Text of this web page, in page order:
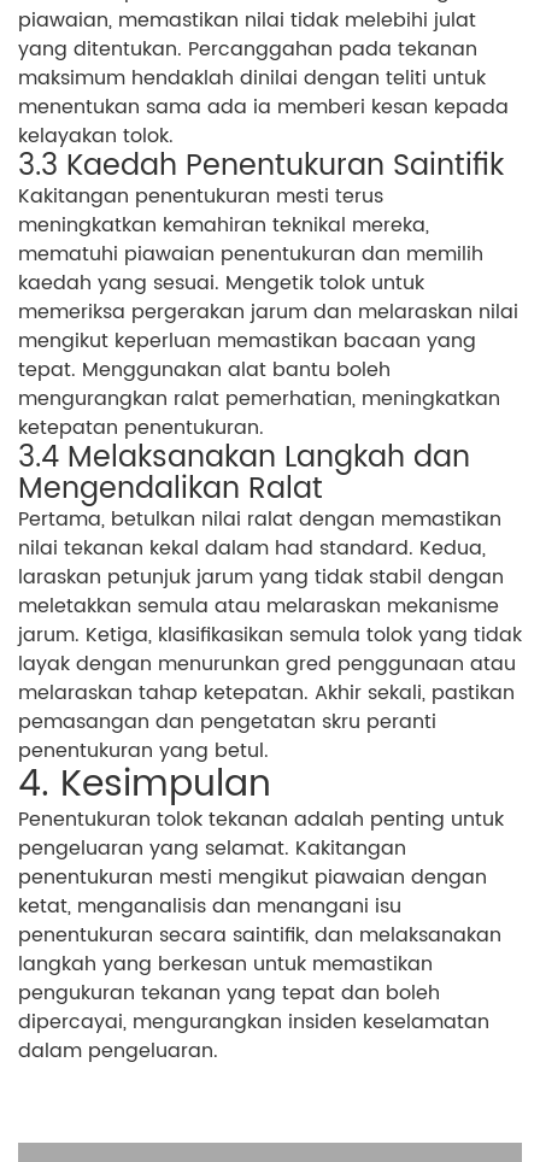
piawaian, memastikan nilai tidak melebihi julat
yang ditentukan. Percanggahan pada tekanan
maksimum hendaklah dinilai dengan teliti untuk
menentukan sama ada ia memberi kesan kepada
kelayakan tolok.
3.3 Kaedah Penentukuran Saintifik
Kakitangan penentukuran mesti terus
meningkatkan kemahiran teknikal mereka,
mematuhi piawaian penentukuran dan memilih
kaedah yang sesuai. Mengetik tolok untuk
memeriksa pergerakan jarum dan melaraskan nilai
mengikut keperluan memastikan bacaan yang
tepat. Menggunakan alat bantu boleh
mengurangkan ralat pemerhatian, meningkatkan
ketepatan penentukuran.
3.4 Melaksanakan Langkah dan
Mengendalikan Ralat
Pertama, betulkan nilai ralat dengan memastikan
nilai tekanan kekal dalam had standard. Kedua,
laraskan petunjuk jarum yang tidak stabil dengan
meletakkan semula atau melaraskan mekanisme
jarum. Ketiga, klasifikasikan semula tolok yang tidak
layak dengan menurunkan gred penggunaan atau
melaraskan tahap ketepatan. Akhir sekali, pastikan
pemasangan dan pengetatan skru peranti
penentukuran yang betul.
4. Kesimpulan
Penentukuran tolok tekanan adalah penting untuk
pengeluaran yang selamat. Kakitangan
penentukuran mesti mengikut piawaian dengan
ketat, menganalisis dan menangani isu
penentukuran secara saintifik, dan melaksanakan
langkah yang berkesan untuk memastikan
pengukuran tekanan yang tepat dan boleh
dipercayai, mengurangkan insiden keselamatan
dalam pengeluaran.